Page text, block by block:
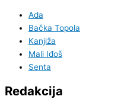
Ada
Bačka Topola
Kanjiža
Mali Iđoš
Senta
Redakcija